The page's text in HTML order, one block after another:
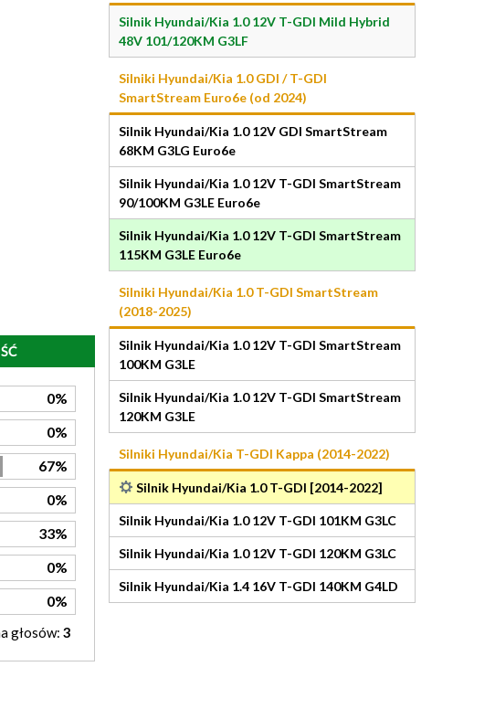
0%
0%
67%
0%
33%
0%
0%
głosów: 3
Silnik Hyundai/Kia 1.0 12V T-GDI Mild Hybrid
48V 101/120KM G3LF
Silniki Hyundai/Kia 1.0 GDI / T-GDI
SmartStream Euro6e (od 2024)
Silnik Hyundai/Kia 1.0 12V GDI SmartStream
68KM G3LG Euro6e
Silnik Hyundai/Kia 1.0 12V T-GDI SmartStream
90/100KM G3LE Euro6e
Silnik Hyundai/Kia 1.0 12V T-GDI SmartStream
115KM G3LE Euro6e
Silniki Hyundai/Kia 1.0 T-GDI SmartStream
(2018-2025)
Silnik Hyundai/Kia 1.0 12V T-GDI SmartStream
100KM G3LE
Silnik Hyundai/Kia 1.0 12V T-GDI SmartStream
120KM G3LE
Silniki Hyundai/Kia T-GDI Kappa (2014-2022)
Silnik Hyundai/Kia 1.0 T-GDI [2014-2022]
Silnik Hyundai/Kia 1.0 12V T-GDI 101KM G3LC
Silnik Hyundai/Kia 1.0 12V T-GDI 120KM G3LC
Silnik Hyundai/Kia 1.4 16V T-GDI 140KM G4LD